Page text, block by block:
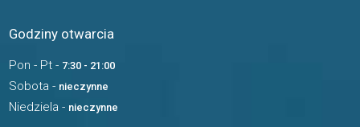
Godziny otwarcia
Pon - Pt - 7:30 - 21:00
Sobota - nieczynne
Niedziela - nieczynne